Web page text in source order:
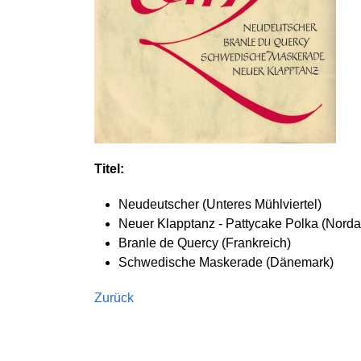
Titel:
Neudeutscher (Unteres Mühlviertel)
Neuer Klapptanz - Pattycake Polka
Branle de Quercy (Frankreich)
Schwedische Maskerade (Dänemark)
Zurück